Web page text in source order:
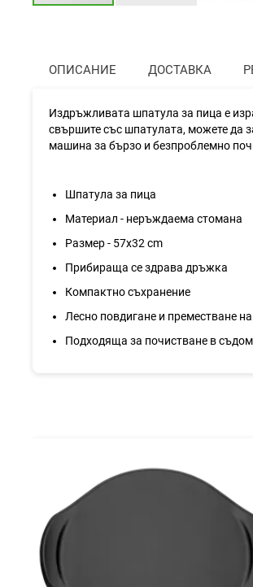
снимки
ОПИСАНИЕ
Издръжливата шпатула за пица е
свършите със шпатулата, можете да
машина за бързо и безпроблемно
Шпатула за пица
Материал - неръждаема стомана
Размер - 57х32 cm
Прибираща се здрава дръжка
Компактно съхранение
Лесно повдигане и преместване
Подходяща за почистване в
ДОСТАВКА